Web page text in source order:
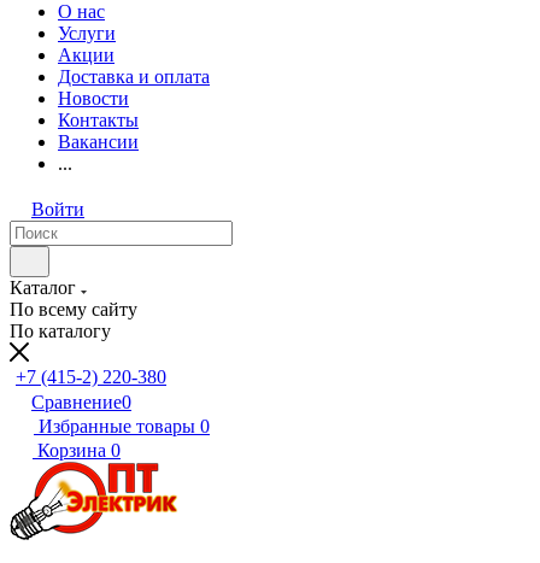
О нас
Услуги
Акции
Доставка и оплата
Новости
Контакты
Вакансии
...
Войти
Каталог
По всему сайту
По каталогу
+7 (415-2) 220-380
Сравнение0
Избранные товары 0
Корзина 0